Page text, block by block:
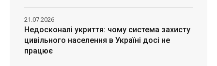
Недосконалі укриття: чому система захисту
цивільного населення в Україні досі не
працює
21.07.2026